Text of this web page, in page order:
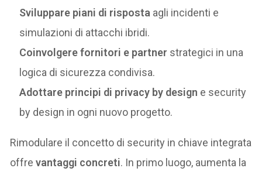
Sviluppare piani di risposta agli incidenti e
simulazioni di attacchi ibridi.
Coinvolgere fornitori e partner strategici in una
logica di sicurezza condivisa.
Adottare principi di privacy by design e security
by design in ogni nuovo progetto.
Rimodulare il concetto di security in chiave integrata
offrevantaggi concreti. In primo luogo, aumenta la